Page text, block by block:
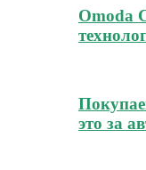
Omoda
это за